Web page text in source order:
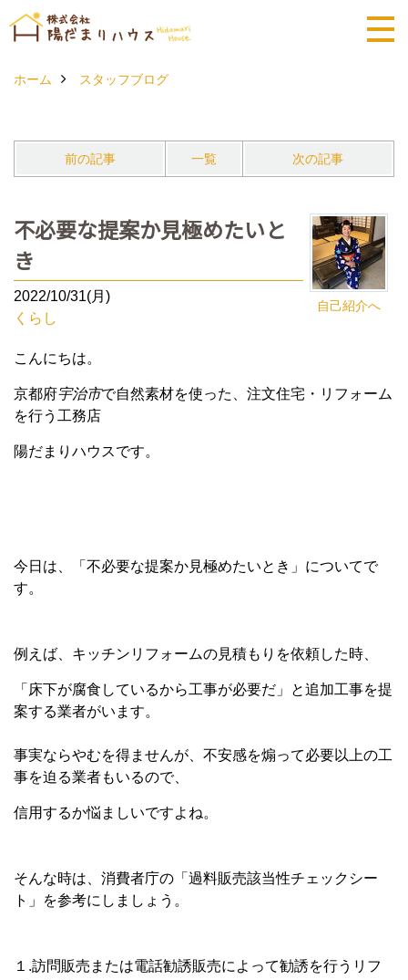
ホーム スタッフブログ
前の記事 一覧 次の記事
自己紹介へ
不必要な提案か見極めたいと
き
2022/10/31(月)
くらし
こんにちは。
京都府宇治市で自然素材を使った、注文住宅・リフォーム
を行う工務店
陽だまりハウスです。
今日は、「不必要な提案か見極めたいとき」についてで
す。
例えば、キッチンリフォームの見積もりを依頼した時、
「床下が腐食しているから工事が必要だ」と追加工事を提
案する業者がいます。
事実ならやむを得ませんが、不安感を煽って必要以上の工
事を迫る業者もいるので、
信用するか悩ましいですよね。
そんな時は、消費者庁の「過料販売該当性チェックシー
ト」を参考にしましょう。
１.訪問販売または電話勧誘販売によって勧誘を行うリフ